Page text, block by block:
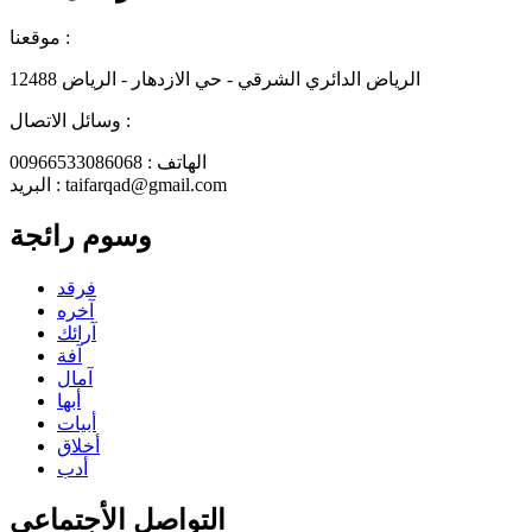
موقعنا :
الرياض الدائري الشرقي - حي الازدهار - الرياض 12488
وسائل الاتصال :
الهاتف : 00966533086068
البريد : taifarqad@gmail.com
وسوم رائجة
فرقد
آخره
آرائك
آفة
آمال
أبها
أبيات
أخلاق
أدب
التواصل الأجتماعي